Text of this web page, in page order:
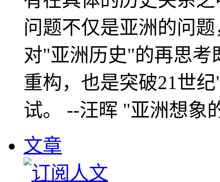
问题不仅是亚洲的问
对"亚洲历史"的再思考
重构，也是突破21世
试。 --汪晖 "亚洲想象
文章